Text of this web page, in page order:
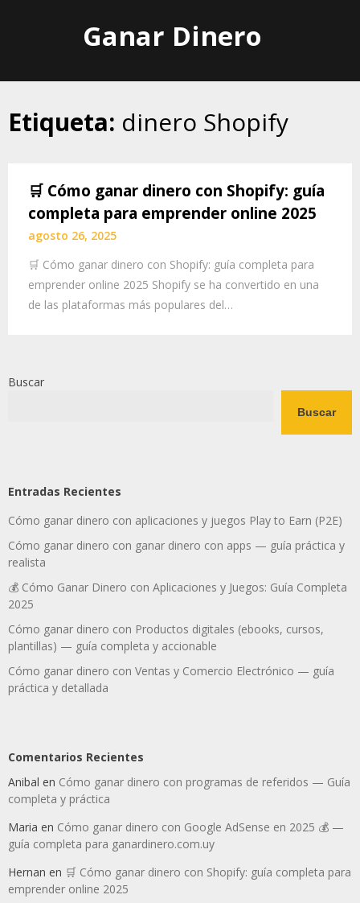
Ganar Dinero
Etiqueta: dinero Shopify
🛒 Cómo ganar dinero con Shopify: guía
completa para emprender online 2025
agosto 26, 2025
🛒 Cómo ganar dinero con Shopify: guía completa para
emprender online 2025 Shopify se ha convertido en una
de las plataformas más populares del…
Buscar
Buscar
Entradas Recientes
Cómo ganar dinero con aplicaciones y juegos Play to Earn (P2E)
Cómo ganar dinero con ganar dinero con apps — guía práctica y
realista
💰 Cómo Ganar Dinero con Aplicaciones y Juegos: Guía Completa
2025
Cómo ganar dinero con Productos digitales (ebooks, cursos,
plantillas) — guía completa y accionable
Cómo ganar dinero con Ventas y Comercio Electrónico — guía
práctica y detallada
Comentarios Recientes
Anibal en Cómo ganar dinero con programas de referidos — Guía
completa y práctica
Maria en Cómo ganar dinero con Google AdSense en 2025 💰 —
guía completa para ganardinero.com.uy
Hernan en 🛒 Cómo ganar dinero con Shopify: guía completa para
emprender online 2025